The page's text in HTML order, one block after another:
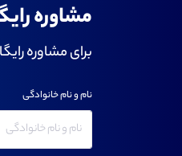
مشاوره
برای مشاوره
نام و نام خانوادگی